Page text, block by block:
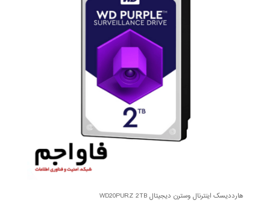
هارددیسک اینترنال وسترن دیجیتال WD20PURZ 2TB